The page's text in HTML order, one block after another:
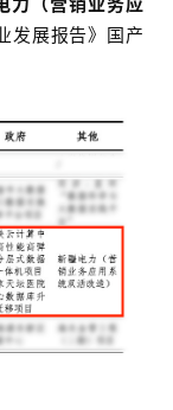
发展报告》国产